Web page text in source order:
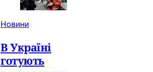
Новини
В Україні
готують